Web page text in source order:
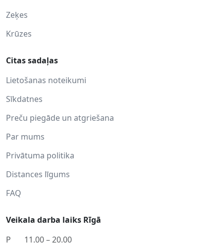
Zeķes
Krūzes
Citas sadaļas
Lietošanas noteikumi
Sīkdatnes
Preču piegāde un atgriešana
Par mums
Privātuma politika
Distances līgums
FAQ
Veikala darba laiks Rīgā
P
11.00 – 20.00